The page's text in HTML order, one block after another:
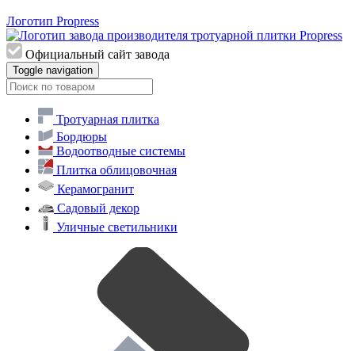
Логотип Propress
Официальный сайт завода
Toggle navigation
Тротуарная плитка
Бордюры
Водоотводные системы
Плитка облицовочная
Керамогранит
Садовый декор
Уличные светильники